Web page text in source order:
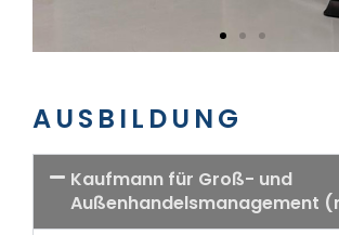
AUSBILDUNG
Kaufmann für Groß- und
Außenhandelsmanagement